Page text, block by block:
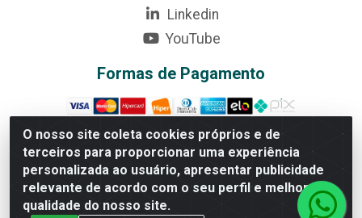
O nosso site coleta cookies próprios e de
terceiros para proporcionar uma experiência
personalizada ao usuário, apresentar publicidade
relevante de acordo com o seu perfil e melhorar a
qualidade do nosso site.
Linkedin
YouTube
Formas de Pagamento
Rede Brasil - Avenida Universitária, nº 3860, Jardim das
Américas II Etapa - Anápolis/GO - CEP 75070-415 -
CNPJ 07.728.073/0002-24